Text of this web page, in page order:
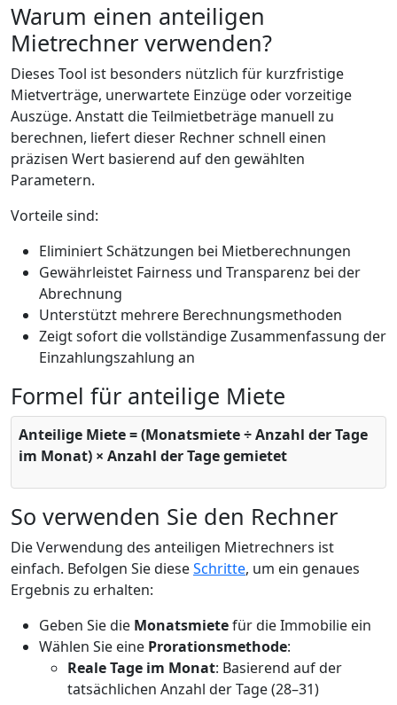
Warum einen anteiligen
Mietrechner verwenden?
Dieses Tool ist besonders nützlich für kurzfristige
Mietverträge, unerwartete Einzüge oder vorzeitige
Auszüge. Anstatt die Teilmietbeträge manuell zu
berechnen, liefert dieser Rechner schnell einen
präzisen Wert basierend auf den gewählten
Parametern.
Vorteile sind:
Eliminiert Schätzungen bei Mietberechnungen
Gewährleistet Fairness und Transparenz bei der
Abrechnung
Unterstützt mehrere Berechnungsmethoden
Zeigt sofort die vollständige Zusammenfassung der
Einzahlungszahlung an
Formel für anteilige Miete
Anteilige Miete = (Monatsmiete ÷ Anzahl der Tage
im Monat) × Anzahl der Tage gemietet
So verwenden Sie den Rechner
Die Verwendung des anteiligen Mietrechners ist
einfach. Befolgen Sie dieseSchritte, um ein genaues
Ergebnis zu erhalten:
Geben Sie die Monatsmietefür die Immobilie ein
Wählen Sie eine Prorationsmethode:
Reale Tage im Monat: Basierend auf der
tatsächlichen Anzahl der Tage (28–31)